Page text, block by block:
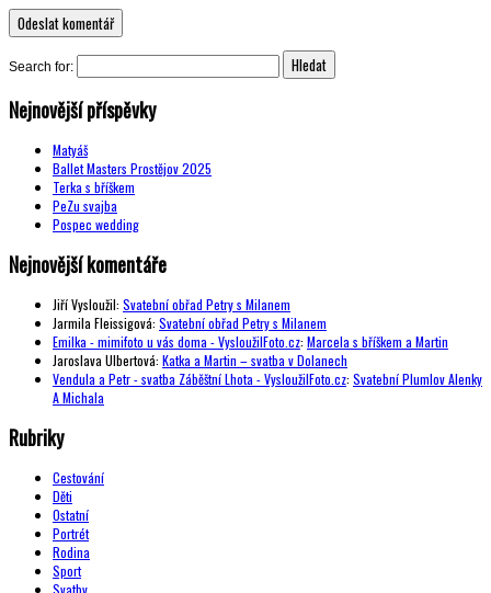
Search for:
Nejnovější příspěvky
Matyáš
Ballet Masters Prostějov 2025
Terka s bříškem
PeZu svajba
Pospec wedding
Nejnovější komentáře
Jiří Vysloužil: Svatební obřad Petry s Milanem
Jarmila Fleissigová: Svatební obřad Petry s Milanem
Emilka - mimifoto u vás doma - VysloužilFoto.cz: Marcela s bříškem a Martin
Jaroslava Ulbertová: Katka a Martin – svatba v Dolanech
Vendula a Petr - svatba Záběštní Lhota - VysloužilFoto.cz: Svatební Plumlov Alenky
A Michala
Rubriky
Cestování
Děti
Ostatní
Portrét
Rodina
Sport
Svatby